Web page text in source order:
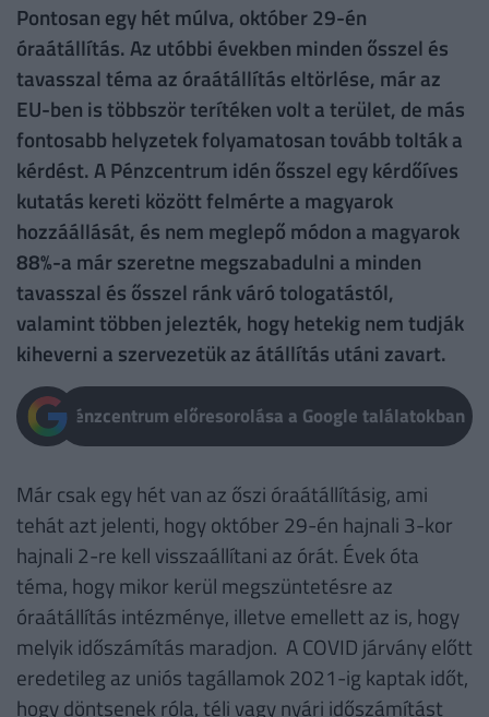
Pontosan egy hét múlva, október 29-én
óraátállítás. Az utóbbi években minden ősszel és
tavasszal téma az óraátállítás eltörlése, már az
EU-ben is többször terítéken volt a terület, de más
fontosabb helyzetek folyamatosan tovább tolták a
kérdést. A Pénzcentrum idén ősszel egy kérdőíves
kutatás kereti között felmérte a magyarok
hozzáállását, és nem meglepő módon a magyarok
88%-a már szeretne megszabadulni a minden
tavasszal és ősszel ránk váró tologatástól,
valamint többen jelezték, hogy hetekig nem tudják
kiheverni a szervezetük az átállítás utáni zavart.
Pénzcentrum előresorolása a Google találatokban
Már csak egy hét van az őszi óraátállításig, ami
tehát azt jelenti, hogy október 29-én hajnali 3-kor
hajnali 2-re kell visszaállítani az órát. Évek óta
téma, hogy mikor kerül megszüntetésre az
óraátállítás intézménye, illetve emellett az is, hogy
melyik időszámítás maradjon. A COVID járvány előtt
eredetileg az uniós tagállamok 2021-ig kaptak időt,
hogy döntsenek róla, téli vagy nyári időszámítást